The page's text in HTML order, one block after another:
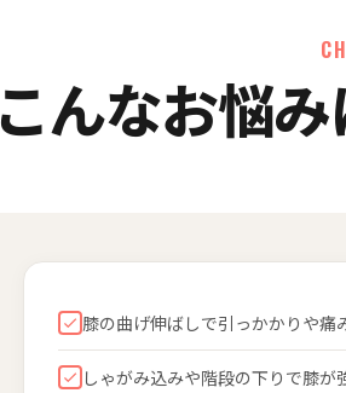
こんなお悩
膝の曲げ伸ばしで引っかかりや痛
しゃがみ込みや階段の下りで膝が